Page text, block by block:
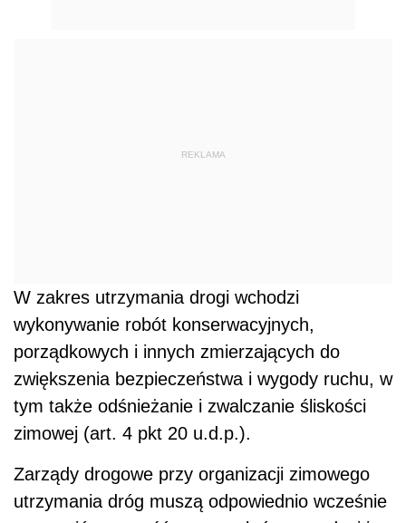
REKLAMA
W zakres utrzymania drogi wchodzi
wykonywanie robót konserwacyjnych,
porządkowych i innych zmierzających do
zwiększenia bezpieczeństwa i wygody ruchu, w
tym także odśnieżanie i zwalczanie śliskości
zimowej (art. 4 pkt 20 u.d.p.).
Zarządy drogowe przy organizacji zimowego
utrzymania dróg muszą odpowiednio wcześnie